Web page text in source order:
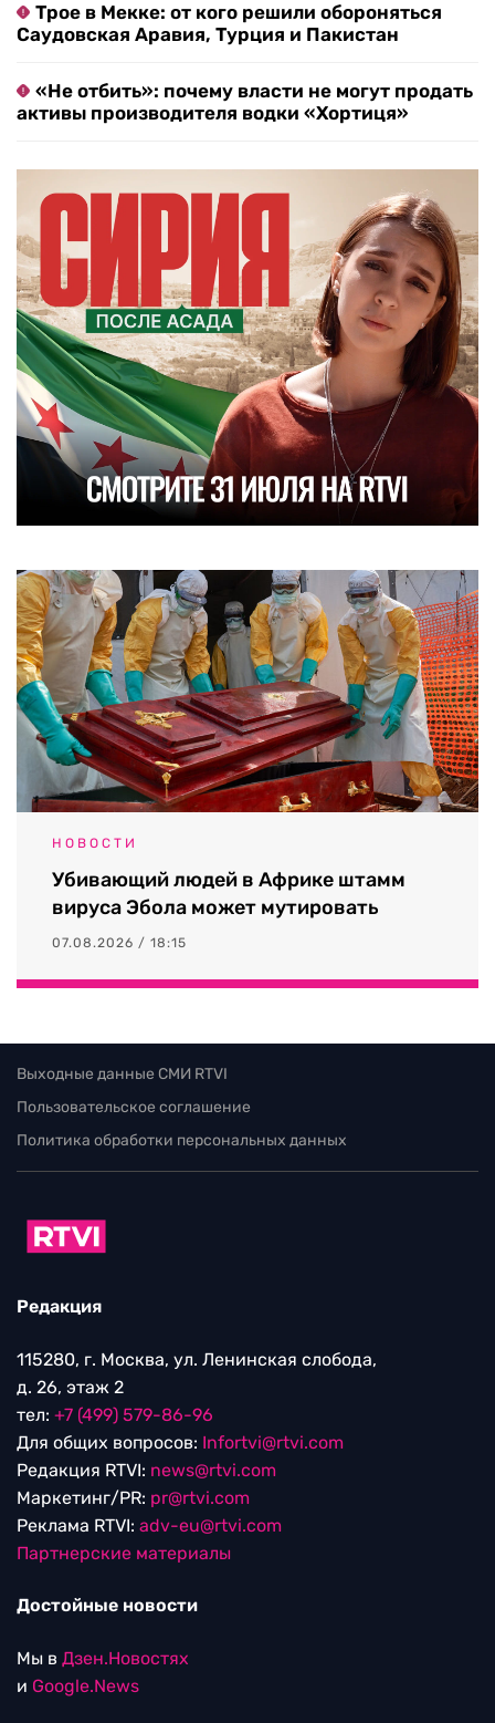
Трое в Мекке: от кого решили обороняться
Саудовская Аравия, Турция и Пакистан
«Не отбить»: почему власти не могут продать
активы производителя водки «Хортиця»
НОВОСТИ
Убивающий людей в Африке штамм
вируса Эбола может мутировать
07.08.2026 / 18:15
Выходные данные СМИ RTVI
Пользовательское соглашение
Политика обработки персональных данных
Редакция
115280, г. Москва, ул. Ленинская слобода,
д. 26, этаж 2
тел: +7 (499) 579-86-96
Для общих вопросов: Infortvi@rtvi.com
Редакция RTVI: news@rtvi.com
Маркетинг/PR: pr@rtvi.com
Реклама RTVI: adv-eu@rtvi.com
Партнерские материалы
Достойные новости
Мы в Дзен.Новостях
и Google.News